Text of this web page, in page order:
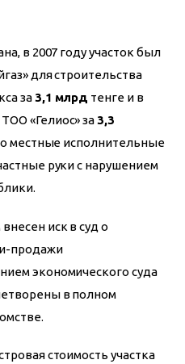
в 2007 году участок был
для строительства
за 3,1 млрд тенге и в
«Гелиос» за 3,3
местные исполнительные
руки с нарушением
иск в суд о
продажи
экономического суда
в полном
стоимость участка